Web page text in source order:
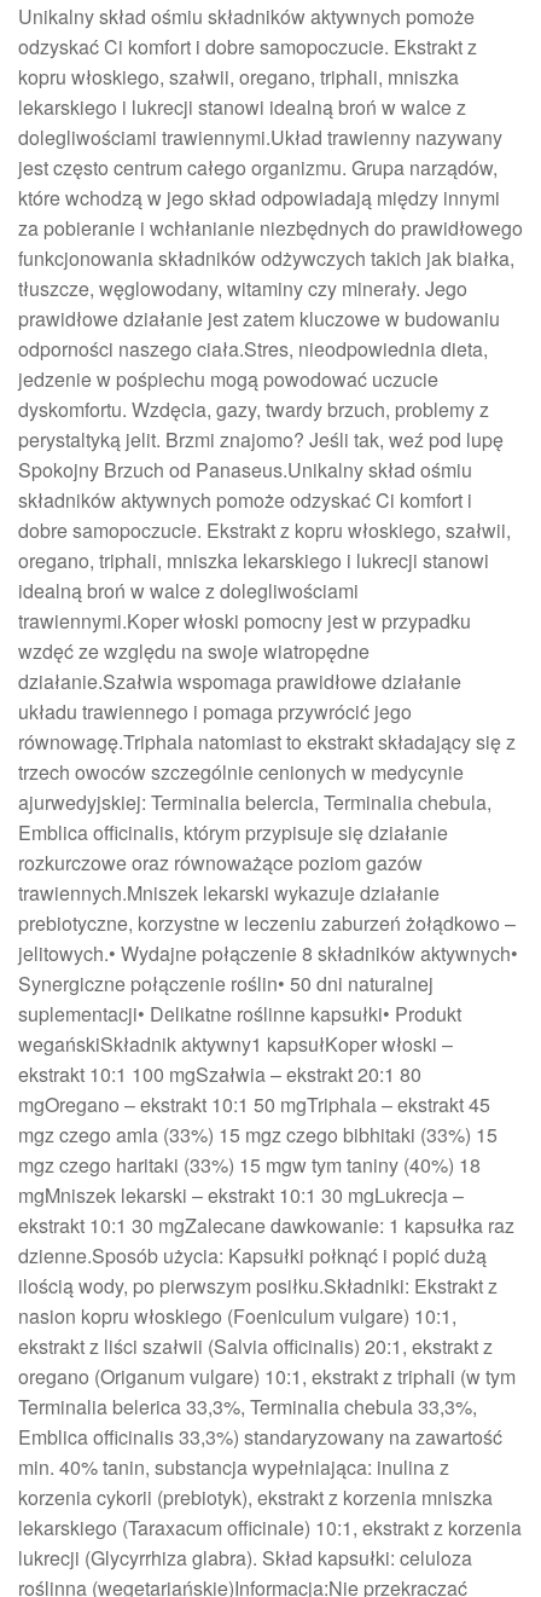
Unikalny skład ośmiu składników aktywnych pomoże
odzyskać Ci komfort i dobre samopoczucie. Ekstrakt z
kopru włoskiego, szałwii, oregano, triphali, mniszka
lekarskiego i lukrecji stanowi idealną broń w walce z
dolegliwościami trawiennymi.Układ trawienny nazywany
jest często centrum całego organizmu. Grupa narządów,
które wchodzą w jego skład odpowiadają między innymi
za pobieranie i wchłanianie niezbędnych do prawidłowego
funkcjonowania składników odżywczych takich jak białka,
tłuszcze, węglowodany, witaminy czy minerały. Jego
prawidłowe działanie jest zatem kluczowe w budowaniu
odporności naszego ciała.Stres, nieodpowiednia dieta,
jedzenie w pośpiechu mogą powodować uczucie
dyskomfortu. Wzdęcia, gazy, twardy brzuch, problemy z
perystaltyką jelit. Brzmi znajomo? Jeśli tak, weź pod lupę
Spokojny Brzuch od Panaseus.Unikalny skład ośmiu
składników aktywnych pomoże odzyskać Ci komfort i
dobre samopoczucie. Ekstrakt z kopru włoskiego, szałwii,
oregano, triphali, mniszka lekarskiego i lukrecji stanowi
idealną broń w walce z dolegliwościami
trawiennymi.Koper włoski pomocny jest w przypadku
wzdęć ze względu na swoje wiatropędne
działanie.Szałwia wspomaga prawidłowe działanie
układu trawiennego i pomaga przywrócić jego
równowagę.Triphala natomiast to ekstrakt składający się z
trzech owoców szczególnie cenionych w medycynie
ajurwedyjskiej: Terminalia belercia, Terminalia chebula,
Emblica officinalis, którym przypisuje się działanie
rozkurczowe oraz równoważące poziom gazów
trawiennych.Mniszek lekarski wykazuje działanie
prebiotyczne, korzystne w leczeniu zaburzeń żołądkowo –
jelitowych.• Wydajne połączenie 8 składników aktywnych•
Synergiczne połączenie roślin• 50 dni naturalnej
suplementacji• Delikatne roślinne kapsułki• Produkt
wegańskiSkładnik aktywny1 kapsułKoper włoski –
ekstrakt 10:1 100 mgSzałwia – ekstrakt 20:1 80
mgOregano – ekstrakt 10:1 50 mgTriphala – ekstrakt 45
mgz czego amla (33%) 15 mgz czego bibhitaki (33%) 15
mgz czego haritaki (33%) 15 mgw tym taniny (40%) 18
mgMniszek lekarski – ekstrakt 10:1 30 mgLukrecja –
ekstrakt 10:1 30 mgZalecane dawkowanie: 1 kapsułka raz
dzienne.Sposób użycia: Kapsułki połknąć i popić dużą
ilością wody, po pierwszym posiłku.Składniki: Ekstrakt z
nasion kopru włoskiego (Foeniculum vulgare) 10:1,
ekstrakt z liści szałwii (Salvia officinalis) 20:1, ekstrakt z
oregano (Origanum vulgare) 10:1, ekstrakt z triphali (w tym
Terminalia belerica 33,3%, Terminalia chebula 33,3%,
Emblica officinalis 33,3%) standaryzowany na zawartość
min. 40% tanin, substancja wypełniająca: inulina z
korzenia cykorii (prebiotyk), ekstrakt z korzenia mniszka
lekarskiego (Taraxacum officinale) 10:1, ekstrakt z korzenia
lukrecji (Glycyrrhiza glabra). Skład kapsułki: celuloza
roślinna (wegetariańskie)Informacja:Nie przekraczać